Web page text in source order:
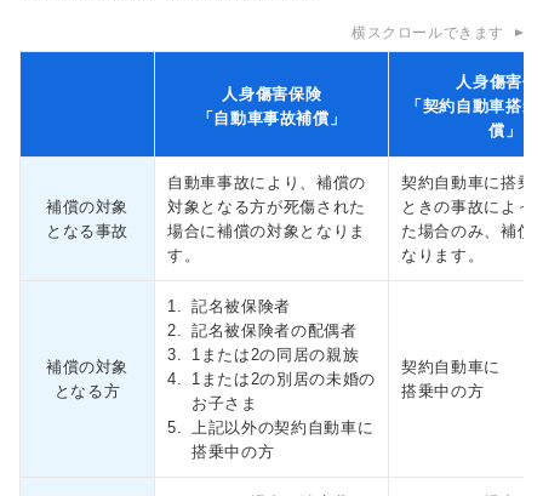
横スクロールできます
人身傷害保険
「自動車事故補償」
人身傷害保
「契約自動車搭
償」
補償の対象
となる事故
自動車事故により、補償の
対象となる方が死傷された
場合に補償の対象となりま
す。
契約自動車に搭乗
ときの事故によっ
た場合のみ、補償
なります。
補償の対象
となる方
1.
記名被保険者
2.
記名被保険者の配偶者
3.
1または2の同居の親族
4.
1または2の別居の未婚の
お子さま
5.
上記以外の契約自動車に
搭乗中の方
契約自動車に
搭乗中の方